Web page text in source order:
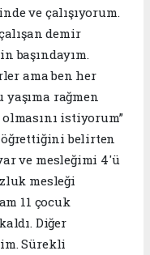
ve çalışıyorum.
demir
başındayım.
ama ben her
yaşıma rağmen
istiyorum”
belirten
ve mesleğimi 4'ü
mesleği
11 çocuk
Diğer
Sürekli